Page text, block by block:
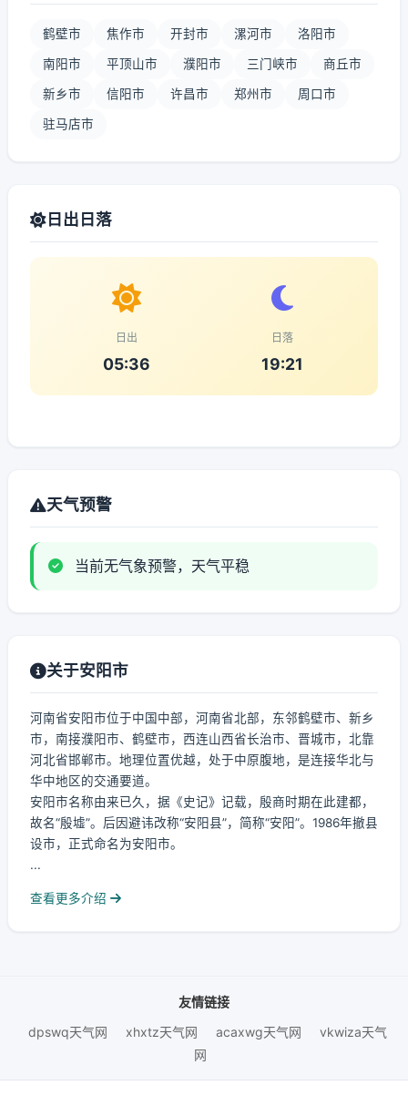
鹤壁市 焦作市 开封市 漯河市 洛阳市
南阳市 平顶山市 濮阳市 三门峡市 商丘市
新乡市 信阳市 许昌市 郑州市 周口市
驻马店市
日出日落
日出
05:36
日落
19:21
天气预警
当前无气象预警，天气平稳
关于安阳市
河南省安阳市位于中国中部，河南省北部，东邻鹤壁市、新乡
市，南接濮阳市、鹤壁市，西连山西省长治市、晋城市，北靠
河北省邯郸市。地理位置优越，处于中原腹地，是连接华北与
华中地区的交通要道。
安阳市名称由来已久，据《史记》记载，殷商时期在此建都，
故名“殷墟”。后因避讳改称“安阳县”，简称“安阳”。1986年撤县
设市，正式命名为安阳市。
...
查看更多介绍
友情链接
dpswq天气网
xhxtz天气网 acaxwg天气网
vkwiza天气
网